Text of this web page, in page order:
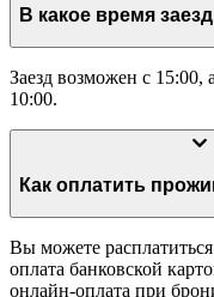
Заезд возможен с 15:00,
10:00.
Вы можете
оплата банковской
онлайн-оплата при